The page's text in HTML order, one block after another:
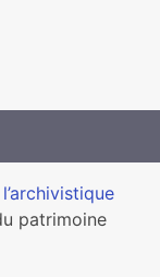
patrimoine